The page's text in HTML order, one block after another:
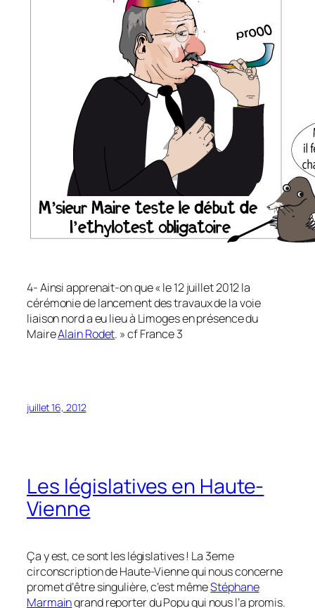
4- Ainsi apprenait-on que « le 12 juillet 2012 la
cérémonie de lancement des travaux de la voie
liaison nord a eu lieu à Limoges en présence du
MaireAlain Rodet. » cf France 3
juillet 16, 2012
Les législatives en Haute-
Vienne
Ça y est, ce sont les législatives ! La 3eme
circonscription de Haute-Vienne qui nous concerne
promet d’être singulière, c’est mêmeStéphane
Marmaingrand reporter du Popu qui nous l’a promis.